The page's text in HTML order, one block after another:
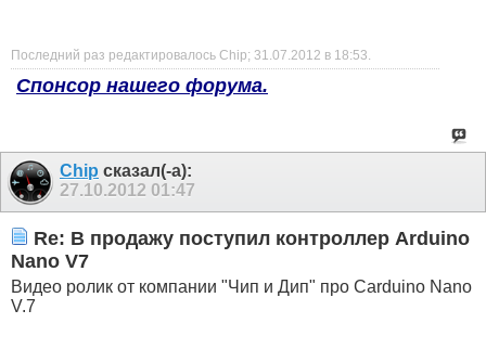
Последний раз редактировалось Chip; 31.07.2012 в 18:53.
Спонсор нашего форума.
Chip сказал(-а):
27.10.2012 01:47
Re: В продажу поступил контроллер Arduino
Nano V7
Видео ролик от компании "Чип и Дип" про Carduino Nano
V.7